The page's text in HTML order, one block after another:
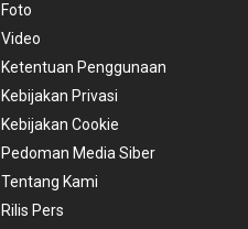
Foto
Video
Ketentuan Penggunaan
Kebijakan Privasi
Kebijakan Cookie
Pedoman Media Siber
Tentang Kami
Rilis Pers